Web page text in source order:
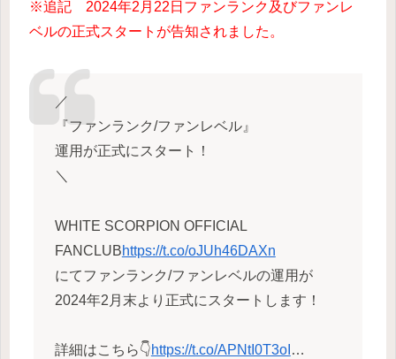
※追記 2024年2月22日ファンランク及びファンレ
ベルの正式スタートが告知されました。
／
『ファンランク/ファンレベル』
運用が正式にスタート！
＼
WHITE SCORPION OFFICIAL
FANCLUBhttps://t.co/oJUh46DAXn
にてファンランク/ファンレベルの運用が
2024年2月末より正式にスタートします！
詳細はこちら👇https://t.co/APNtI0T3oI …